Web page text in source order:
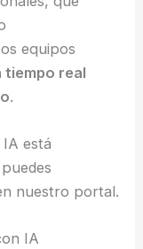
equipos
tiempo real
.
está
nuestro portal.
IA